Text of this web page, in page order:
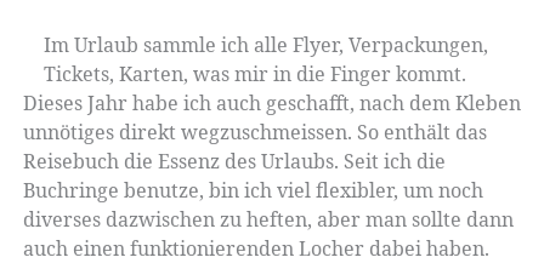
Im Urlaub sammle ich alle Flyer, Verpackungen,
Tickets, Karten, was mir in die Finger kommt.
Dieses Jahr habe ich auch geschafft, nach dem Kleben
unnötiges direkt wegzuschmeissen. So enthält das
Reisebuch die Essenz des Urlaubs. Seit ich die
Buchringe benutze, bin ich viel flexibler, um noch
diverses dazwischen zu heften, aber man sollte dann
auch einen funktionierenden Locher dabei haben.